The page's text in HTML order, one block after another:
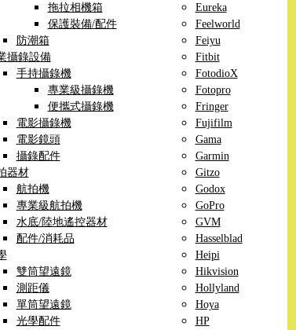
拖拉相機箱
保護裝備/配件
防潮箱
攝錄設備
手持攝錄機
專業級攝錄機
便攜式攝錄機
電影攝錄機
電影鏡頭
攝錄配件
器材
航拍機
專業級航拍機
水底/陸地遙控器材
配件/消耗品
雙筒望遠鏡
測距儀
單筒望遠鏡
光學配件
Eureka
Feelworld
Feiyu
Fitbit
FotodioX
Fotopro
Fringer
Fujifilm
Gama
Garmin
Gitzo
Godox
GoPro
GVM
Hasselblad
Heipi
Hikvision
Hollyland
Hoya
HP